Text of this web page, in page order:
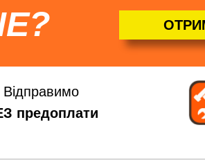
Відправимо
предоплати